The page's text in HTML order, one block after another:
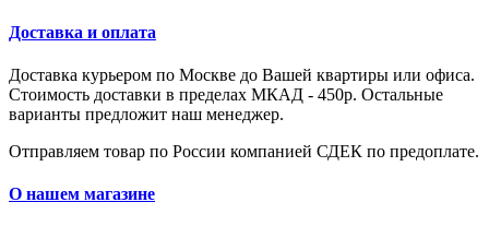
Доставка и оплата
Доставка курьером по Москве до Вашей квартиры или офиса.
Стоимость доставки в пределах МКАД - 450р. Остальные
варианты предложит наш менеджер.
Отправляем товар по России компанией СДЕК по предоплате.
О нашем магазине